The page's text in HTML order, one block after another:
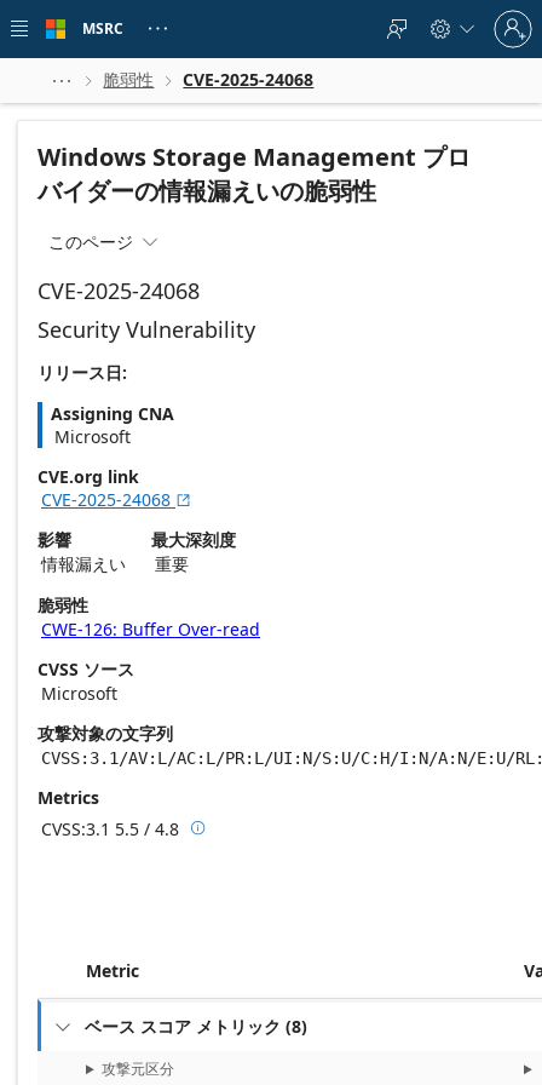
 main
MSRC    
Sign
in
to
account
  脆弱性  CVE-2025-24068
Windows Storage Management プロ
バイダーの情報漏えいの脆弱性
このページ 
CVE-2025-24068
Security Vulnerability
リリース日:
Assigning CNA
Microsoft
CVE.org link
CVE-2025-24068 
影響
情報漏えい
最大深刻度
重要
脆弱性
CWE-126: Buffer Over-read
CVSS ソース
Microsoft
攻撃対象の文字列
CVSS:3.1/AV:L/AC:L/PR:L/UI:N/S:U/C:H/I:N/A:N/E:U/
Metrics
CVSS:3.1 5.5 / 4.8 Base score metrics: 5.5 / Temporal score
Metric
 ベース スコア メトリック (8)
攻撃元区分